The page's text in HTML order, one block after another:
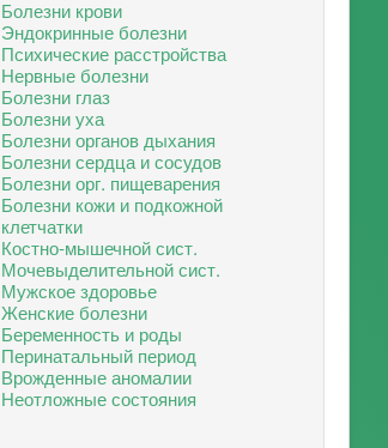
Болезни крови
Эндокринные болезни
Психические расстройства
Нервные болезни
Болезни глаз
Болезни уха
Болезни органов дыхания
Болезни сердца и сосудов
Болезни орг. пищеварения
Болезни кожи и подкожной
клетчатки
Костно-мышечной сист.
Мочевыделительной сист.
Мужское здоровье
Женские болезни
Беременность и роды
Перинатальный период
Врожденные аномалии
Неотложные состояния